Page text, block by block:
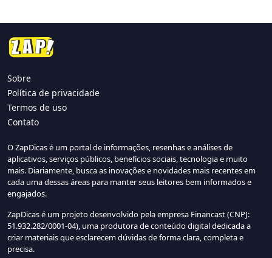
Sobre
Política de privacidade
Termos de uso
Contato
O ZapDicas é um portal de informações, resenhas e análises de
aplicativos, serviços públicos, benefícios sociais, tecnologia e muito
mais. Diariamente, busca as inovações e novidades mais recentes em
cada uma dessas áreas para manter seus leitores bem informados e
engajados.
ZapDicas é um projeto desenvolvido pela empresa Financast (CNPJ:
51.932.282/0001-04), uma produtora de conteúdo digital dedicada a
criar materiais que esclarecem dúvidas de forma clara, completa e
precisa.